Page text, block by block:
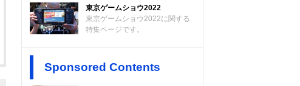
東京ゲームショウ2022
東京ゲームショウ2022に関する
特集ページです。
Sponsored Contents